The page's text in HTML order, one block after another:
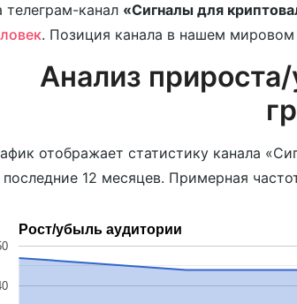
телеграм-канал «Сигналы для
. Позиция канала в нашем мировом
Анализ
отображает статистику канала
последние 12 месяцев. Примерная
Рост/убыль аудитории